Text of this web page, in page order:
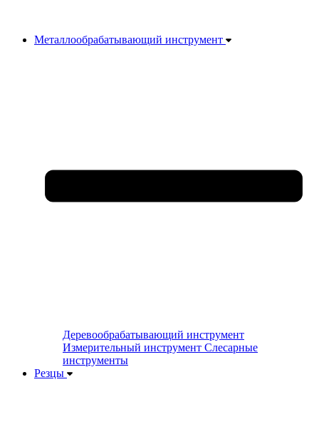
Металлообрабатывающий инструмент
Деревообрабатывающий инструмент
Измерительный инструмент Слесарные
инструменты
Резцы